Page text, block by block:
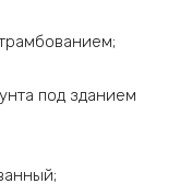
под зданием